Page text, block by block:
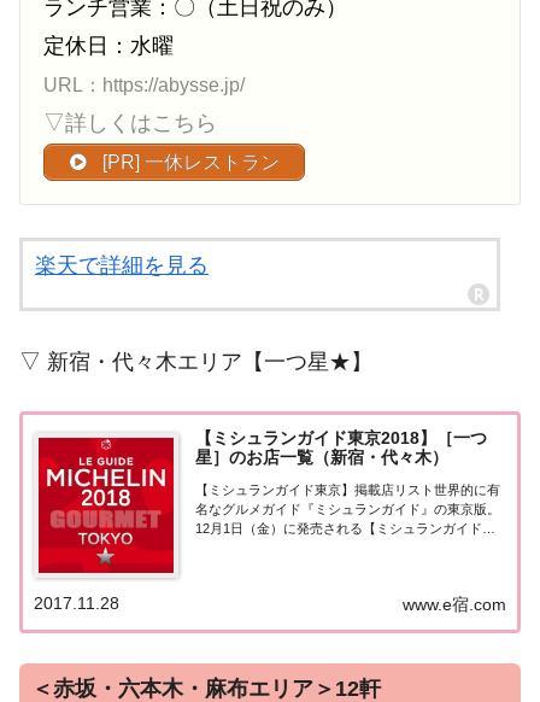
ランチ営業：〇（土日祝のみ）
定休日：水曜
URL：https://abysse.jp/
▽詳しくはこちら
[PR] 一休レストラン
楽天で詳細を見る
▽ 新宿・代々木エリア【一つ星★】
【ミシュランガイド東京2018】［一つ
星］のお店一覧（新宿・代々木）
【ミシュランガイド東京】掲載店リスト世界的に有
名なグルメガイド『ミシュランガイド』の東京版。
12月1日（金）に発売される【ミシュランガイド東
www.e宿.com
2017.11.28
＜赤坂・六本木・麻布エリア＞12軒